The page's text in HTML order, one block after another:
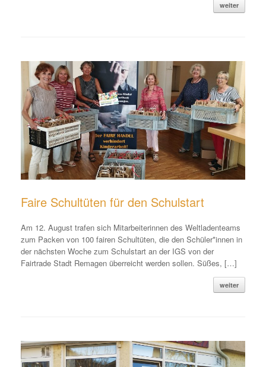
weiter
Faire Schultüten für den Schulstart
Am 12. August trafen sich Mitarbeiterinnen des Weltladenteams
zum Packen von 100 fairen Schultüten, die den Schüler*innen in
der nächsten Woche zum Schulstart an der IGS von der
Fairtrade Stadt Remagen überreicht werden sollen. Süßes, […]
weiter